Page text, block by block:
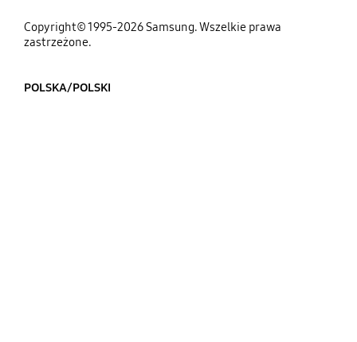
Copyright© 1995-2026 Samsung. Wszelkie prawa
zastrzeżone.
POLSKA/POLSKI